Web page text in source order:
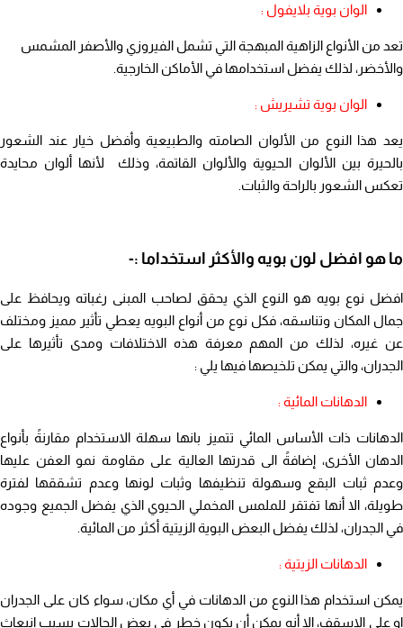
الوان بوية بلايفول :
تعد من الأنواع الزاهية المبهجة التي تشمل الفيروزي والأصفر المشمس
والأخضر، لذلك يفضل استخدامها في الأماكن الخارجية.
الوان بوية تشيريش :
يعد هذا النوع من الألوان الصامته والطبيعية وأفضل خيار عند الشعور
بالحيرة بين الألوان الحيوية والألوان القاتمة، وذلك لأنها ألوان محايدة
تعكس الشعور بالراحة والثبات.
ما هو افضل لون بويه والأكثر استخداما :-
افضل نوع بويه هو النوع الذي يحقق لصاحب المبنى رغباته ويحافظ على
جمال المكان وتناسقه، فكل نوع من أنواع البويه يعطي تأثير مميز ومختلف
عن غيره، لذلك من المهم معرفة هذه الاختلافات ومدى تأثيرها على
الجدران، والتي يمكن تلخيصها فيها يلي :
الدهانات المائية :
الدهانات ذات الأساس المائي تتميز بانها سهلة الاستخدام مقارنةً بأنواع
الدهان الأخرى، إضافةً الى قدرتها العالية على مقاومة نمو العفن عليها
وعدم ثبات البقع وسهولة تنظيفها وثبات لونها وعدم تشققها لفترة
طويلة، الا أنها تفتقر للملمس المخملي الحيوي الذي يفضل الجميع وجوده
في الجدران، لذلك يفضل البعض البوية الزيتية أكثر من المائية.
الدهانات الزيتية :
يمكن استخدام هذا النوع من الدهانات في أي مكان، سواء كان على الجدران
او على الاسقف، الا أنه يمكن أن يكون خطر في بعض الحالات بسبب انبعاث